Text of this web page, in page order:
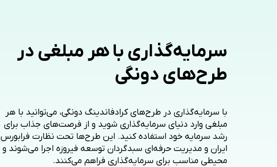
سرمایه‌گذاری با هر مبلغی در
طرح‌های دونگی
با سرمایه‌گذاری در طرح‌های کرادفاندینگ دونگی، می‌توانید با هر
مبلغی وارد دنیای سرمایه‌گذاری شوید و از فرصت‌های جذاب برای
رشد سرمایه خود استفاده کنید. این طرح‌ها تحت نظارت فرابورس
ایران و مدیریت حرفه‌ای سبدگردان توسعه فیروزه اجرا می‌شوند و
محیطی مناسب برای سرمایه‌گذاری فراهم می‌کنند.